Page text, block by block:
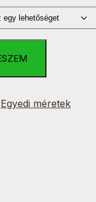
Egyedi méretek